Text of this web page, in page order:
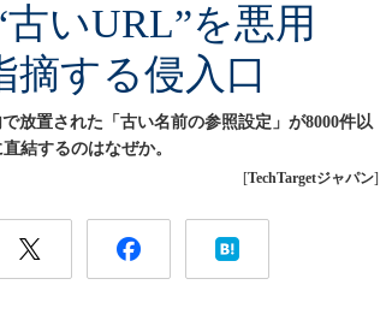
古いURL”を悪用
摘する侵入口
放置された「古い名前の参照設定」が8000件以
結するのはなぜか。
[TechTargetジャパン]